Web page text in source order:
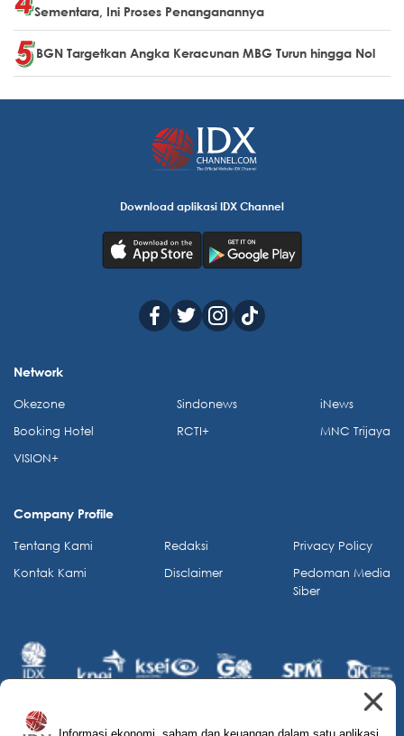
Sementara, Ini Proses Penanganannya
BGN Targetkan Angka Keracunan MBG Turun hingga Nol
Informasi ekonomi, saham dan keuangan dalam satu aplikasi.
Download aplikasi IDX Channel
Network
Okezone
Booking Hotel
VISION+
Sindonews
RCTI+
iNews
MNC Trijaya
Company Profile
Tentang Kami
Kontak Kami
Redaksi
Disclaimer
Privacy Policy
Pedoman Media
Siber